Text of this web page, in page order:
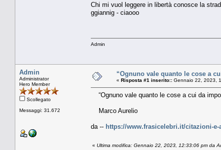
Chi mi vuol leggere in libertà conosce la
ggiannig - ciaooo
Admin
Admin
Administrator
Hero Member
Scollegato
Messaggi: 31.672
“Ognuno vale quanto le cose a
« Risposta #1 inserito:: Gennaio 22, 2023,
“Ognuno vale quanto le cose a cui da
Marco Aurelio
da -- https://www.frasicelebri.it/citazioni-
« Ultima modifica: Gennaio 22, 2023, 12:33:06 pm da